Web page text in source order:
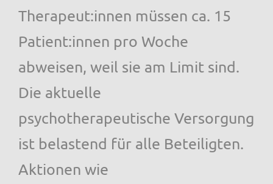
Therapeut:innen müssen ca. 15
Patient:innen pro Woche
abweisen, weil sie am Limit sind.
Die aktuelle
psychotherapeutische Versorgung
ist belastend für alle Beteiligten.
Aktionen wie